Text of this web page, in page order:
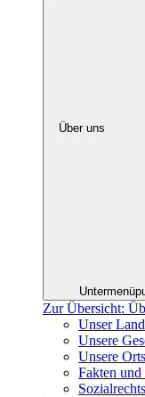
Über uns
Zur Übersicht:
Unser
Unsere
Unsere
Fakten und